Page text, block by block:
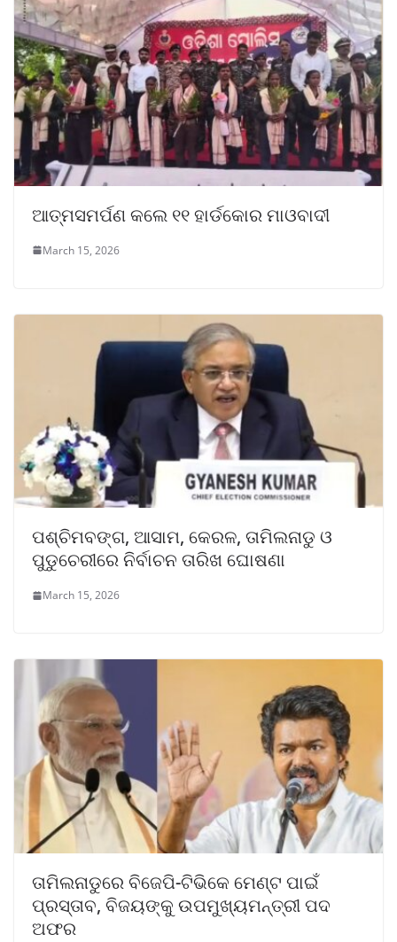
ଆତ୍ମସମର୍ପଣ କଲେ ୧୧ ହାର୍ଡକୋର ମାଓବାଦୀ
March 15, 2026
ପଶ୍ଚିମବଙ୍ଗ, ଆସାମ, କେରଳ, ତାମିଲନାଡୁ ଓ
ପୁଡୁଚେରୀରେ ନିର୍ବାଚନ ତାରିଖ ଘୋଷଣା
March 15, 2026
ତାମିଲନାଡୁରେ ବିଜେପି-ଟିଭିକେ ମେଣ୍ଟ ପାଇଁ
ପ୍ରସ୍ତାବ, ବିଜୟଙ୍କୁ ଉପମୁଖ୍ୟମନ୍ତ୍ରୀ ପଦ
ଅଫର